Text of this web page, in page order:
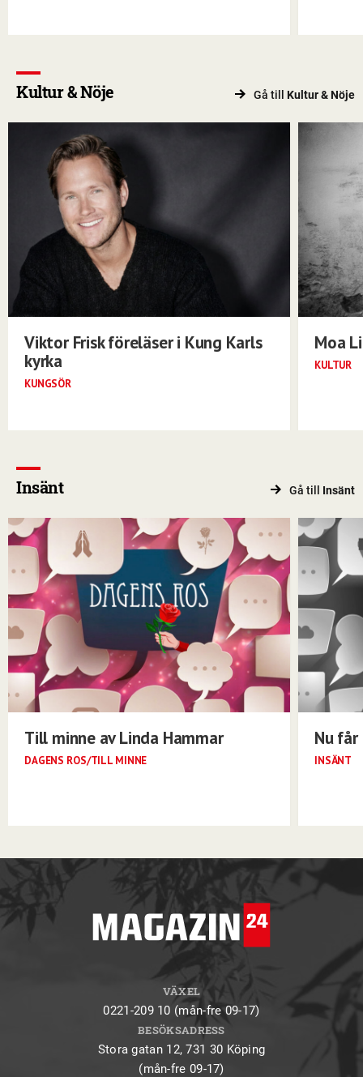
Kultur & Nöje Gå till Kultur & Nöje
Viktor Frisk föreläser i Kung Karls
kyrka
KUNGSÖR
Moa
KULTUR
Insänt Gå till Insänt
Till minne av Linda Hammar
DAGENS ROS/TILL MINNE
Nu
INSÄNT
VÄXEL
0221-209 10 (mån-fre 09-17)
BESÖKSADRESS
Stora gatan 12, 731 30 Köping
(mån-fre 09-17)